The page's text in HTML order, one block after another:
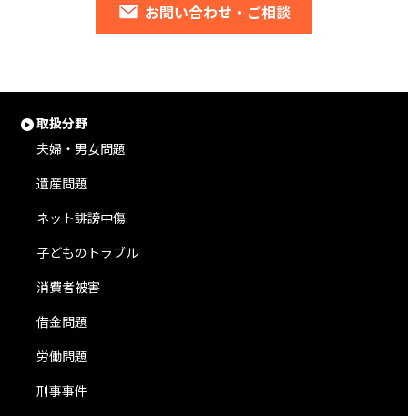
お問い合わせ・ご相談
取扱分野
夫婦・男女問題
遺産問題
ネット誹謗中傷
子どものトラブル
消費者被害
借金問題
労働問題
刑事事件